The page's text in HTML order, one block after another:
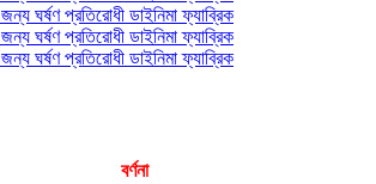
বর্ণনা